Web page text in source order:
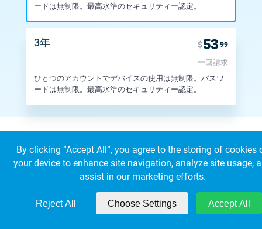
ードは無制限。最高水準のセキュリティー認定。
3年 $53 99
一回請求
ひとつのアカウントでデバイスの使用は無制限。 パスワ
ードは無制限。最高水準のセキュリティー認定。
© 2026 KeepSolid Inc. 無断複製禁止。
すべての製品名・ロゴ・ブランドの所有権は、該当する所有者に帰属しま
す。
米国 347 5th Ave Suite 1402-419 ニューヨーク NY, 10016
By clicking “Accept All”, you agree to the storing of cookies
your device to enhance site navigation, analyze site usage,
assist in our marketing efforts.
Reject All Choose Settings Accept All